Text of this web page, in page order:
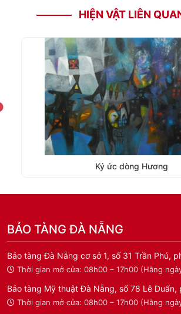
HIỆN VẬT LIÊN
Ký ức dòng Hương
BẢO TÀNG ĐÀ NẴNG
Bảo tàng Đà Nẵng cơ sở 1, số 31 Trần Phú,
Thời gian mở cửa: 08h00 – 17h00 (Hằng
Bảo tàng Mỹ thuật Đà Nẵng, số 78 Lê Duẩn,
Thời gian mở cửa: 08h00 – 17h00 (Hằng